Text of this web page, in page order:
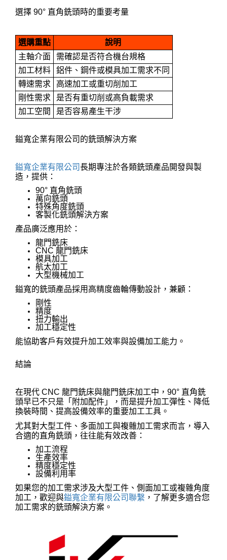
選擇 90° 直角銑頭時的重要考量
選購重點
說明
主軸介面
需確認是否符合機台規格
加工材料
鋁件、鋼件或模具加工需求不同
轉速需求
高速加工或重切削加工
剛性需求
是否有重切削或高負載需求
加工空間
是否容易產生干涉
鎰寬企業有限公司的銑頭解決方案
鎰寬企業有限公司長期專注於各類銑頭產品開發與製
造，提供：
90° 直角銑頭
萬向銑頭
特殊角度銑頭
客製化銑頭解決方案
產品廣泛應用於：
龍門銑床
CNC 龍門銑床
模具加工
航太加工
大型機械加工
鎰寬的銑頭產品採用高精度齒輪傳動設計，兼顧：
剛性
精度
扭力輸出
加工穩定性
能協助客戶有效提升加工效率與設備加工能力。
結論
在現代 CNC 龍門銑床與龍門銑床加工中，90° 直角銑
頭早已不只是「附加配件」，而是提升加工彈性、降低
換裝時間、提高設備效率的重要加工工具。
尤其對大型工件、多面加工與複雜加工需求而言，導入
合適的直角銑頭，往往能有效改善：
加工流程
生產效率
精度穩定性
設備利用率
如果您的加工需求涉及大型工件、側面加工或複雜角度
加工，歡迎與鎰寬企業有限公司聯繫 ，了解更多適合您
加工需求的銑頭解決方案。